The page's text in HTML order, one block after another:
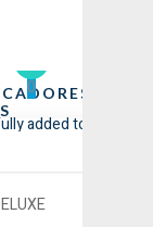
0
added to your cart.